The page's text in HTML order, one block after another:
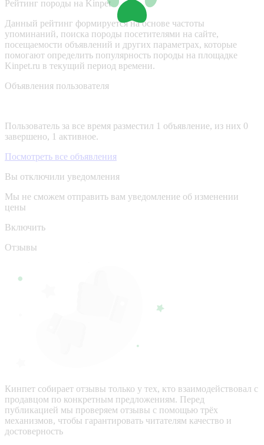
Рейтинг породы на Kinpet
Данный рейтинг формируется на основе частоты
упоминаний, поиска породы посетителями на сайте,
посещаемости объявлений и других параметрах, которые
помогают определить популярность породы на площадке
Kinpet.ru в текущий период времени.
Объявления пользователя
Пользователь за все время разместил 1 объявление, из них 0
завершено, 1 активное.
Посмотреть все объявления
Вы отключили уведомления
Мы не сможем отправить вам уведомление об изменении
цены
Включить
Отзывы
Кинпет собирает отзывы только у тех, кто взаимодействовал с
продавцом по конкретным предложениям. Перед
публикацией мы проверяем отзывы с помощью трёх
механизмов, чтобы гарантировать читателям качество и
достоверность